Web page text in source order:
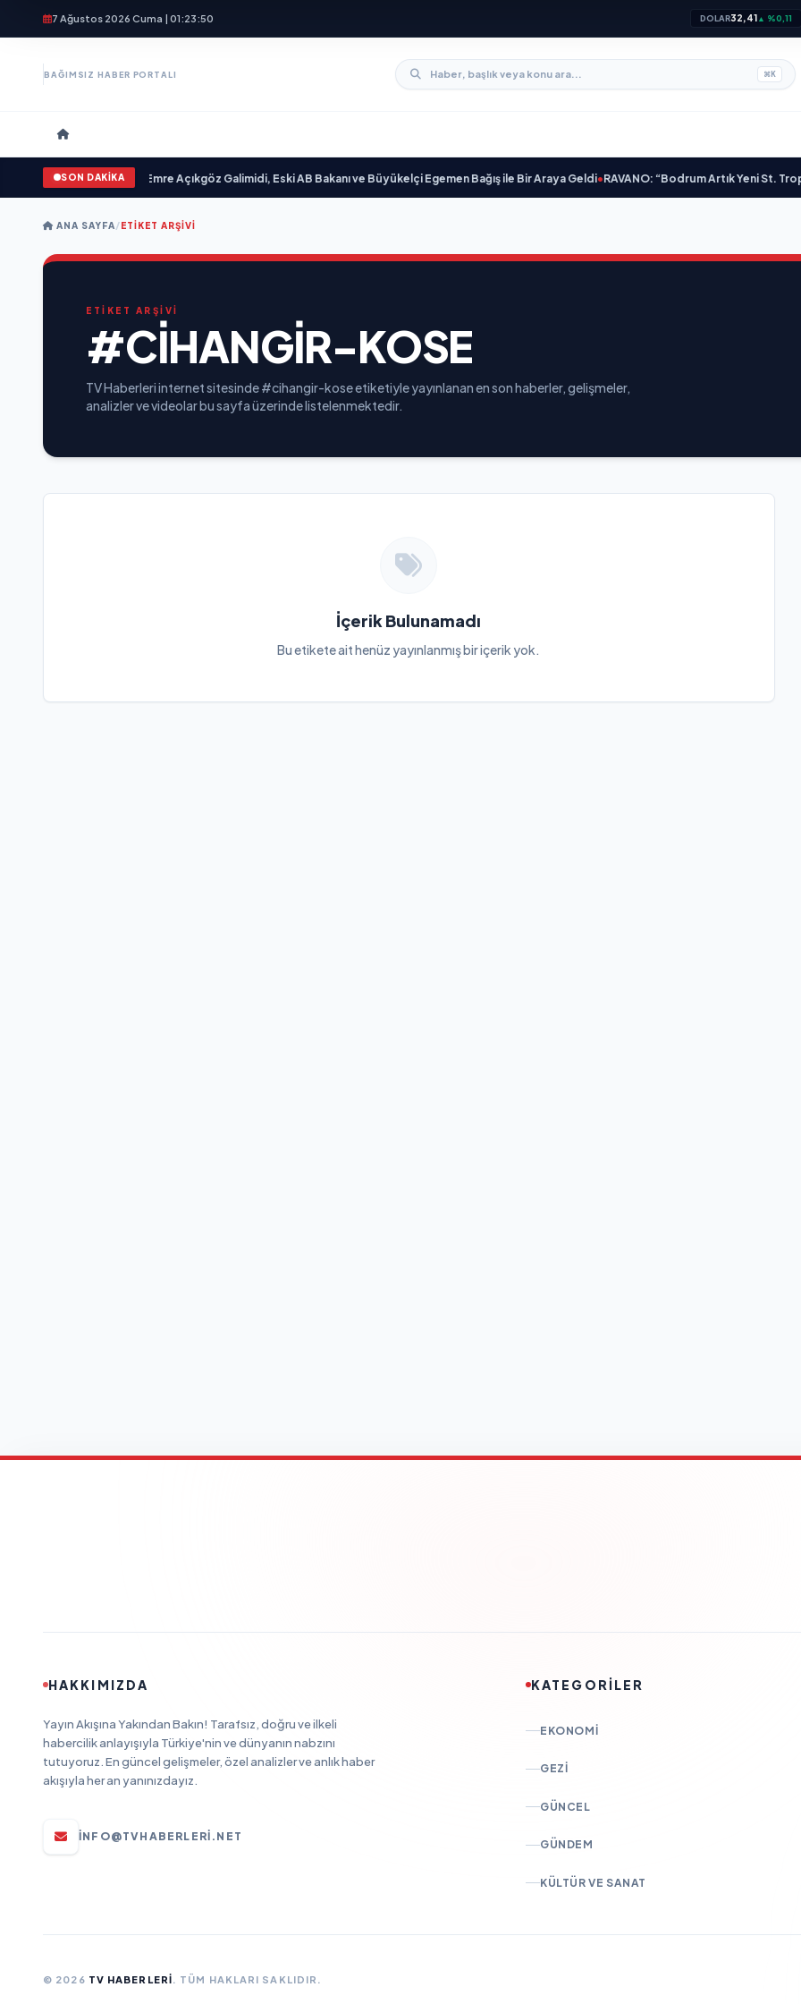
7 Ağustos 2026 Cuma | 01:23:51 DOLAR32,41▲ %0,11
BAĞIMSIZ HABER PORTALI ⌘K
SON DAKİKA
“ yayımlandı•Ali Emre Açıkgöz Galimidi, Eski AB Bakanı ve Büyükelçi Egemen Bağış ile Bir Araya Geldi•RAVANO: “Bodrum Artık Yeni St. Tropez
ANA SAYFA/ETIKET ARŞIVI
ETİKET ARŞİVİ
#CIHANGIR-KOSE
TV Haberleri internet sitesinde #cihangir-kose etiketiyle yayınlanan en son haberler, gelişmeler,
analizler ve videolar bu sayfa üzerinde listelenmektedir.
İçerik Bulunamadı
Bu etikete ait henüz yayınlanmış bir içerik yok.
HAKKIMIZDA
Yayın Akışına Yakından Bakın! Tarafsız, doğru ve ilkeli
habercilik anlayışıyla Türkiye'nin ve dünyanın nabzını
tutuyoruz. En güncel gelişmeler, özel analizler ve anlık haber
akışıyla her an yanınızdayız.
INFO@TVHABERLERI.NET
KATEGORİLER
EKONOMI
GEZI
GÜNCEL
GÜNDEM
KÜLTÜR VE SANAT
© 2026 TV HABERLERI. TÜM HAKLARI SAKLIDIR.